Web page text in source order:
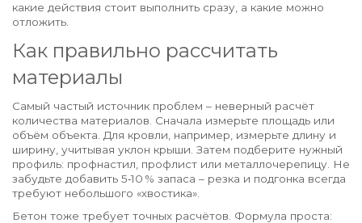
какие действия стоит выполнить сразу, а какие можно
отложить.
Как правильно рассчитать
материалы
Самый частый источник проблем – неверный расчёт
количества материалов. Сначала измерьте площадь или
объём объекта. Для кровли, например, измерьте длину и
ширину, учитывая уклон крыши. Затем подберите нужный
профиль: профнастил, профлист или металлочерепицу. Не
забудьте добавить 5‑10 % запаса – резка и подгонка всегда
требуют небольшого «хвостика».
Бетон тоже требует точных расчётов. Формула проста: